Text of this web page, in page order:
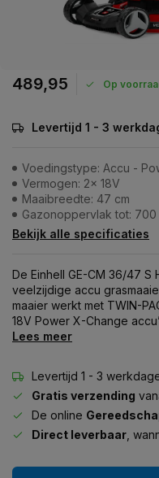
489,95 Op
Levertijd 1 - 3
Voedingstype: Accu -
Vermogen: 2x 18V
Maaibreedte: 47 cm
Gazonoppervlak tot: 700
Bekijk alle specificaties
De Einhell GE-CM 36/47 S
veelzijdige accu
maaier werkt met TWIN-
18V Power X-Change
Lees meer
Levertijd 1 - 3
Gratis verzending
De online
Direct leverbaar ,